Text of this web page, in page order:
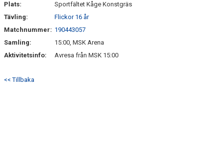
KONTAKT
Plats:
Sportfältet Kåge Konstgräs
Tävling:
Flickor 16 år
Matchnummer: 190443057
Samling:
15:00, MSK Arena
Aktivitetsinfo:
Avresa från MSK 15:00
<< Tillbaka